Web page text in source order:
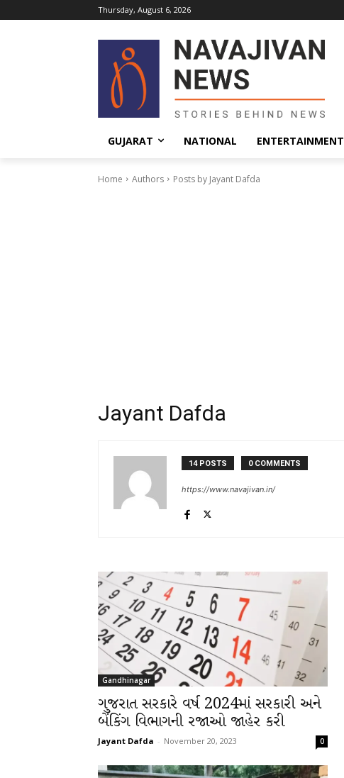
Thursday, August 6, 2026
GUJARAT NATIONAL ENTERTAINMENT
Home Authors Posts by Jayant Dafda
Jayant Dafda
14 POSTS 0 COMMENTS
https://www.navajivan.in/
Gandhinagar
ગુજરાત સરકારે વર્ષ 2024માં સરકારી અને
બેંકિંગ વિભાગની રજાઓ જાહેર કરી
Jayant Dafda - November 20, 2023 0